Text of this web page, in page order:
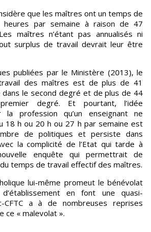
que les maîtres ont un temps de
par semaine à raison de 47
maîtres n’étant pas annualisés ni
surplus de travail devrait leur être
publiées par le Ministère (2013), le
des maîtres est de plus de 41
dans le second degré et de plus de 44
degré. Et pourtant, l’idée
la profession qu’un enseignant ne
18 h ou 20 h ou 27 h par semaine est
de politiques et persiste dans
la complicité de l’Etat qui tarde à
enquête qui permettrait de
temps de travail effectif des maîtres.
lui-même promeut le bénévolat
en font une quasi-
CFTC a à de nombreuses reprises
ce « malevolat ».